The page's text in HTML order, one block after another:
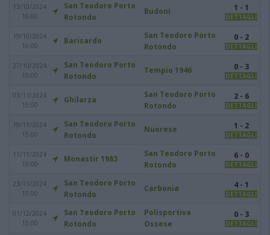
13/10/2024
16:00
San Teodoro Porto
Rotondo
Budoni 1 - 1
DETTAGLI
19/10/2024
16:00
Barisardo
San Teodoro Porto
Rotondo
0 - 2
DETTAGLI
27/10/2024
15:00
San Teodoro Porto
Rotondo
Tempio 1946 0 - 3
DETTAGLI
03/11/2024
15:00
Ghilarza
San Teodoro Porto
Rotondo
2 - 6
DETTAGLI
10/11/2024
15:00
San Teodoro Porto
Rotondo
Nuorese 1 - 2
DETTAGLI
17/11/2024
15:00
Monastir 1983
San Teodoro Porto
Rotondo
6 - 0
DETTAGLI
23/11/2024
15:00
San Teodoro Porto
Rotondo
Carbonia 4 - 1
DETTAGLI
01/12/2024
15:00
San Teodoro Porto
Rotondo
Polisportiva
Ossese
0 - 3
DETTAGLI